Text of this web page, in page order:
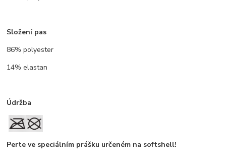
Složení pas
86% polyester
14% elastan
Údržba
Perte ve speciálním prášku určeném na softshell!